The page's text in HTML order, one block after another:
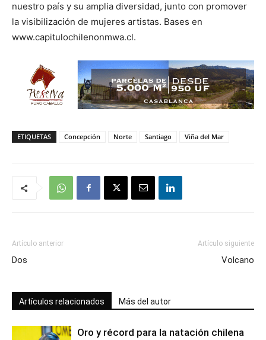
nuestro país y su amplia diversidad, junto con promover
la visibilización de mujeres artistas. Bases en
www.capitulochilenonmwa.cl.
ETIQUETAS Concepción Norte Santiago Viña del Mar
Artículo anterior
Dos
Artículo siguiente
Volcano
Artículos relacionados Más del autor
Oro y récord para la natación chilena